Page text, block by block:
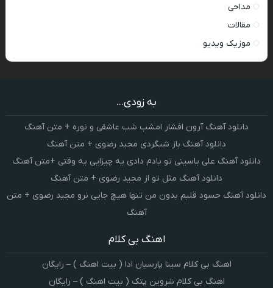
مداحی
مقالات
موزیک ویدیو
به زودی...
دانلود آهنگ آرون افشار امشب شب عاشقی و نوره + متن آهنگ
دانلود آهنگ باز شبگردی مجید رضوی + متن آهنگ
دانلود آهنگ علی یاسینی تو یادم دادی یه چیزایی یه وقتی +متن آهنگ
دانلود آهنگ مثل تو از مجید رضوی + متن آهنگ
دانلود آهنگ حسود قلبم بدون من تنها هیچ جایی نرو مجید رضوی + متن
آهنگ
اهنگ بی کلام
اهنگ بی کلام سینا پارسیان ادا ( بیت اهنگ ) – رایگان
اهنگ بی کلام شروین پتک ( بیت اهنگ ) – رایگان